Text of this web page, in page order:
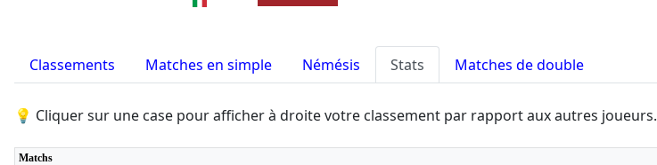
Classements Matches en simple Némésis Stats Matches de double
💡 Cliquer sur une case pour afficher à droite votre classement par rapport aux autres joueurs.
Matchs